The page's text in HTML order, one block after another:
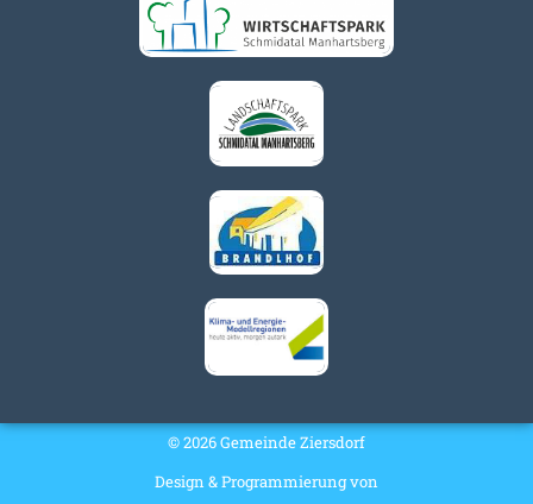
© 2026 Gemeinde Ziersdorf
Design & Programmierung von